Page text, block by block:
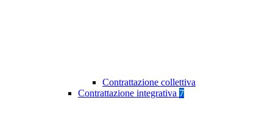
Contrattazione collettiva
Contrattazione integrativa 7